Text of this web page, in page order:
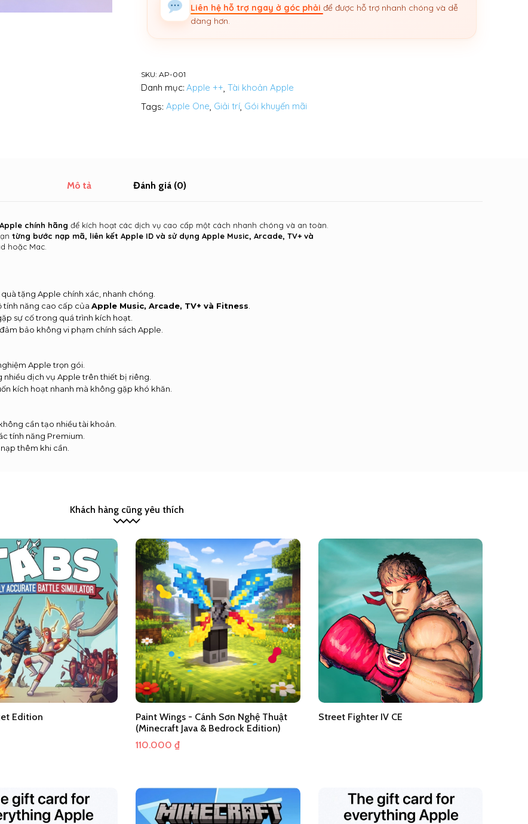
Fitness
Liên hệ hỗ trợ ngay ở góc phải để được hỗ trợ nhanh chóng và dễ
dàng hơn.
SKU: AP-001
Danh mục: Apple ++ Tài khoản Apple
Tags: Apple One Giải trí Gói khuyến mãi
Mô tả Đánh giá (0)
chính hãng để kích hoạt các dịch vụ cao cấp một cách nhanh chóng và an toàn.
từng bước nạp mã, liên kết Apple ID và sử dụng Apple Music, Arcade, TV+ và
hoặc Mac.
tặng Apple chính xác, nhanh chóng.
tính năng cao cấp củaApple Music, Arcade, TV+ và Fitness
sự cố trong quá trình kích hoạt.
bảo không vi phạm chính sách Apple.
Apple trọn gói.
nhiều dịch vụ Apple trên thiết bị riêng.
kích hoạt nhanh mà không gặp khó khăn.
cần tạo nhiều tài khoản.
tính năng Premium.
thêm khi cần.
Khách hàng cũng yêu thích
Edition
Paint Wings - Cánh Sơn Nghệ Thuật
(Minecraft Java & Bedrock Edition)
110.000 ₫
Street Fighter IV CE